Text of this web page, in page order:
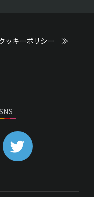
ッキーポリシー ≫